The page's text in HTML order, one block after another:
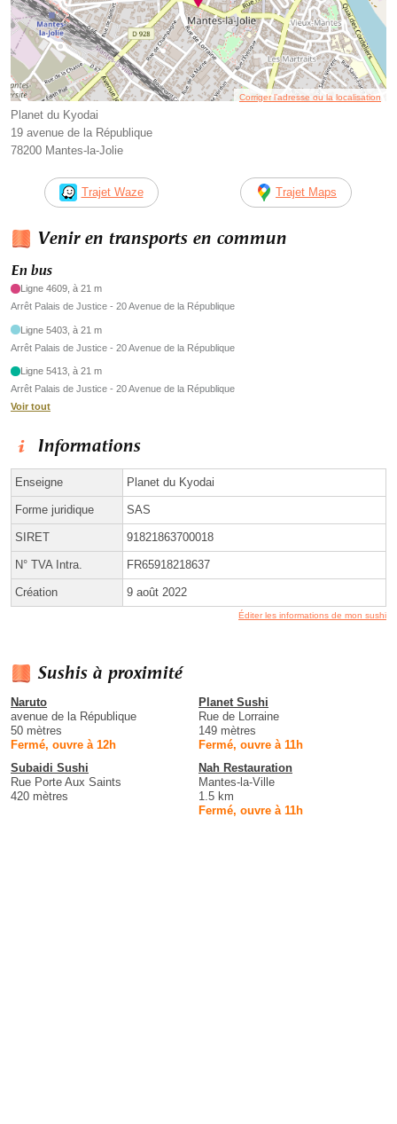
Corriger l’adresse ou la localisation
Planet du Kyodai
19 avenue de la République
78200 Mantes-la-Jolie
Trajet Waze Trajet Maps
Venir en transports en commun
En bus
Ligne 4609, à 21 m
Arrêt Palais de Justice - 20 Avenue de la République
Ligne 5403, à 21 m
Arrêt Palais de Justice - 20 Avenue de la République
Ligne 5413, à 21 m
Arrêt Palais de Justice - 20 Avenue de la République
Voir tout
Informations
Enseigne Planet du Kyodai
Forme juridique SAS
SIRET 91821863700018
N° TVA Intra. FR65918218637
Création 9 août 2022
Éditer les informations de mon sushi
Sushis à proximité
Naruto
avenue de la République
50 mètres
Fermé, ouvre à 12h
Planet Sushi
Rue de Lorraine
149 mètres
Fermé, ouvre à 11h
Subaidi Sushi
Rue Porte Aux Saints
420 mètres
Nah Restauration
Mantes-la-Ville
1.5 km
Fermé, ouvre à 11h